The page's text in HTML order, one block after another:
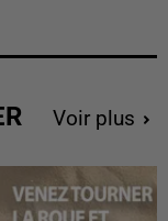
Voir plus